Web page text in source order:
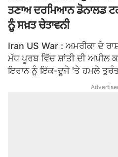
ਤਣਾਅ ਦਰਮਿਆਨ ਡੋਨਾਲਡ
ਨੂੰ ਸਖ਼ਤ ਚੇਤਾਵਨੀ
Iran US War : ਅਮਰੀਕਾ ਦੇ
ਮੱਧ ਪੂਰਬ ਵਿੱਚ ਸ਼ਾਂਤੀ ਦੀ
ਇਰਾਨ ਨੂੰ ਇੱਕ-ਦੂਜੇ 'ਤੇ ਹਮਲੇ